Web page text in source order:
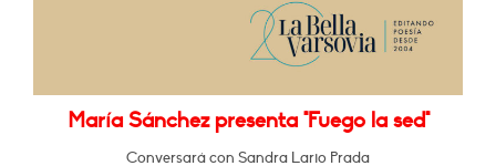
María Sánchez presenta "Fuego la sed"
Conversará con Sandra Lario Prada